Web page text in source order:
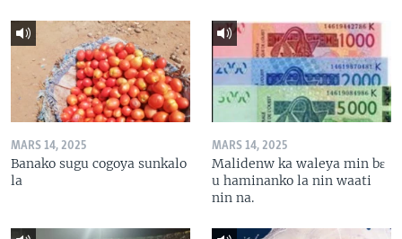
MARS 14, 2025
Banako sugu cogoya sunkalo
la
MARS 14, 2025
Malidenw ka waleya min bɛ
u haminanko la nin waati
nin na.